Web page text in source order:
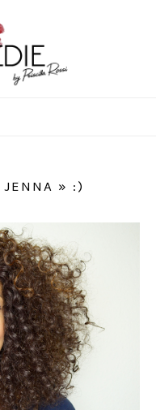
JENNA » :)